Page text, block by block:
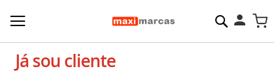
Pesquisa
Já sou cliente